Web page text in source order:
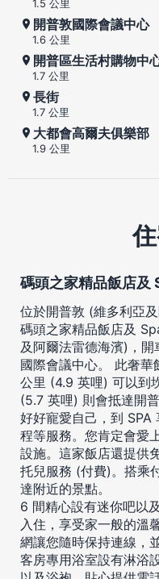
1.5 公里
開普敦國際會議中心
1.6 公里
開普區生活村購物中
1.7 公里
長街
1.7 公里
大都會高爾夫俱樂部
1.9 公里
碼頭之家精品飯店及
位於開普敦 (維多利亞
碼頭之家精品飯店及
及阿爾法雷德海濱)，
國際會議中心。 此奢華
公里 (4.9 英哩) 可以到
(5.7 英哩) 則會抵達開普
好好寵愛自己，到 SPA
程等服務。您肯定會愛
設施。這家飯店還提供
托兒服務 (付費)。搭乘
達附近的景點。
6 間精心設有迷你吧以
入住，享受家一般的溫
網讓您隨時保持連線，
客房專用浴室設有淋浴